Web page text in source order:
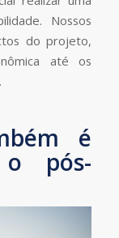
Nossos
do projeto,
até os
é
pós-